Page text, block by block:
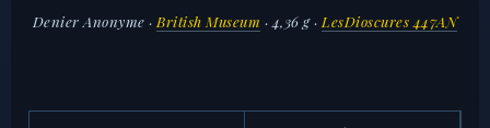
Denier Anonyme · British Museum · 4,36 g · LesDioscures 447AN